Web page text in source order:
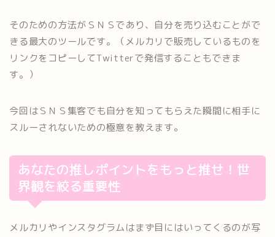
そのための方法がＳＮＳであり、自分を売り込むことがで
きる最大のツールです。（メルカリで販売しているものを
リンクをコピーしてTwitterで発信することもできま
す。）
今回はＳＮＳ集客でも自分を知ってもらえた瞬間に相手に
スルーされないための極意を教えます。
あなたの推しポイントをもっと推せ！世
界観を絞る重要性
メルカリやインスタグラムはまず目にはいってくるのが写